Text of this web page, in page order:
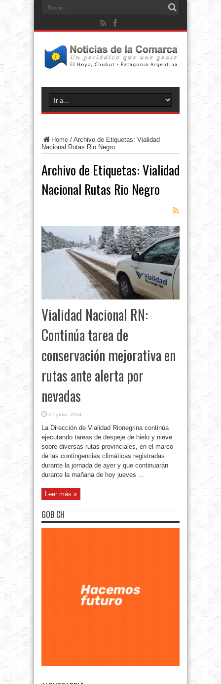
Home / Archivo de Etiquetas: Vialidad
Nacional Rutas Rio Negro
Archivo de Etiquetas:Vialidad
Nacional Rutas Rio Negro
Vialidad Nacional RN:
Continúa tarea de
conservación mejorativa en
rutas ante alerta por
nevadas
27 junio, 2024
La Dirección de Vialidad Rionegrina continúa
ejecutando tareas de despeje de hielo y nieve
sobre diversas rutas provinciales, en el marco
de las contingencias climáticas registradas
durante la jornada de ayer y que continuarán
durante la mañana de hoy jueves ...
Leer más »
GOB CH